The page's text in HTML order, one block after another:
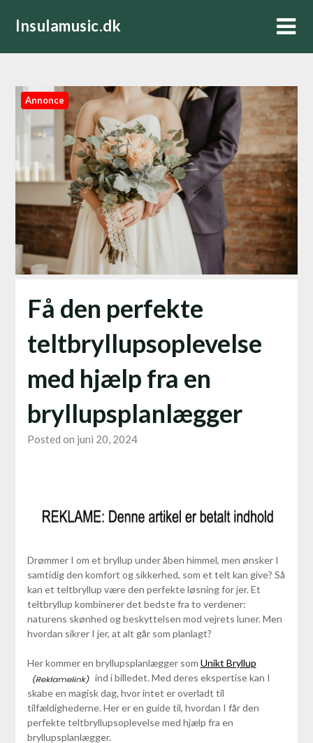
Insulamusic.dk
Annonce
Få den perfekte
teltbryllupsoplevelse
med hjælp fra en
bryllupsplanlægger
Posted on juni 20, 2024
Drømmer I om et bryllup under åben himmel, men ønsker I
samtidig den komfort og sikkerhed, som et telt kan give? Så
kan et teltbryllup være den perfekte løsning for jer. Et
teltbryllup kombinerer det bedste fra to verdener:
naturens skønhed og beskyttelsen mod vejrets luner. Men
hvordan sikrer I jer, at alt går som planlagt?
Her kommer en bryllupsplanlægger som Unikt Bryllup
ind i billedet. Med deres ekspertise kan I
skabe en magisk dag, hvor intet er overladt til
tilfældighederne. Her er en guide til, hvordan I får den
perfekte teltbryllupsoplevelse med hjælp fra en
bryllupsplanlægger.